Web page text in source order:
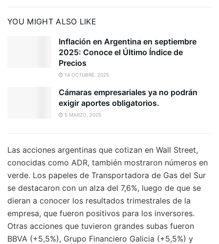
YOU MIGHT ALSO LIKE
Inflación en Argentina en septiembre
2025: Conoce el Último Índice de
Precios
14 OCTUBRE, 2025
Cámaras empresariales ya no podrán
exigir aportes obligatorios.
5 MARZO, 2025
Las acciones argentinas que cotizan en Wall Street,
conocidas como ADR, también mostraron números en
verde. Los papeles de Transportadora de Gas del Sur
se destacaron con un alza del 7,6%, luego de que se
dieran a conocer los resultados trimestrales de la
empresa, que fueron positivos para los inversores.
Otras acciones que tuvieron grandes subas fueron
BBVA (+5,5%), Grupo Financiero Galicia (+5,5%) y